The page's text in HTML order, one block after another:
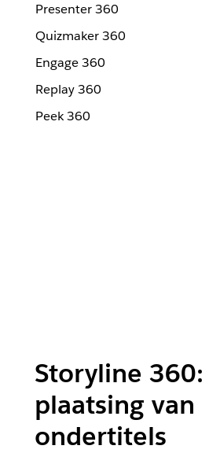
Presenter 360
Quizmaker 360
Engage 360
Replay 360
Peek 360
Storyline 360:
plaatsing van
ondertitels